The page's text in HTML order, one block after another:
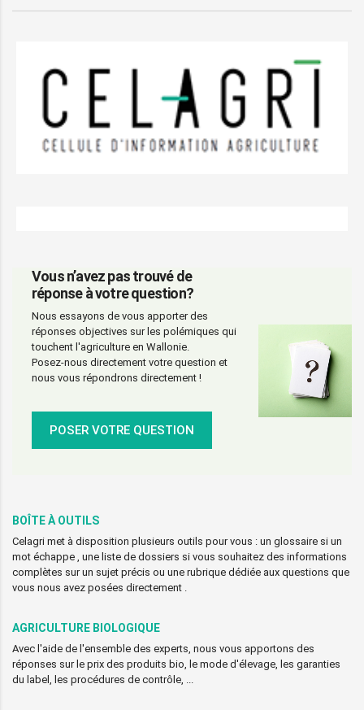
Vous n’avez pas trouvé de
réponse à votre question?
Nous essayons de vous apporter des
réponses objectives sur les polémiques qui
touchent l'agriculture en Wallonie.
Posez-nous directement votre question et
nous vous répondrons directement !
POSER VOTRE QUESTION
BOÎTE À OUTILS
Celagri met à disposition plusieurs outils pour vous : un glossaire si un
mot échappe , une liste de dossiers si vous souhaitez des informations
complètes sur un sujet précis ou une rubrique dédiée aux questions que
vous nous avez posées directement .
AGRICULTURE BIOLOGIQUE
Avec l'aide de l'ensemble des experts, nous vous apportons des
réponses sur le prix des produits bio, le mode d'élevage, les garanties
du label, les procédures de contrôle, ...